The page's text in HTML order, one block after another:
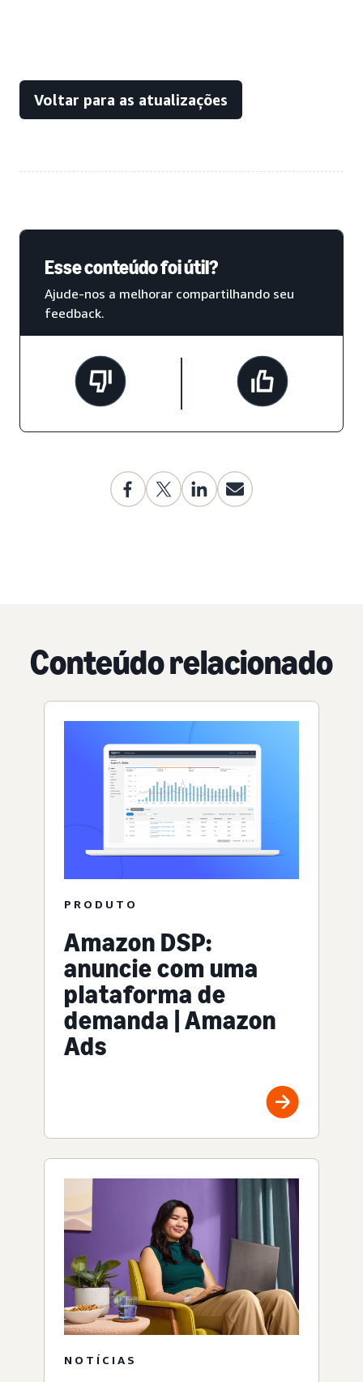
Voltar para as atualizações
Esse conteúdo foi útil?
Ajude-nos a melhorar compartilhando seu
feedback.
Conteúdo relacionado
PRODUTO
Amazon DSP:
anuncie com uma
plataforma de
demanda | Amazon
Ads
NOTÍCIAS